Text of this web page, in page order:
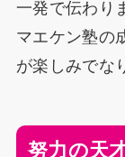
一発で伝わり
マエケン塾の
が楽しみでな
努力の天